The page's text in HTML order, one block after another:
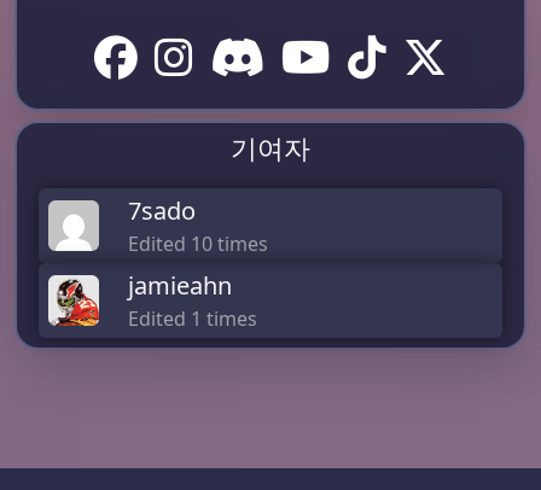
기여자
7sado
Edited 10 times
jamieahn
Edited 1 times